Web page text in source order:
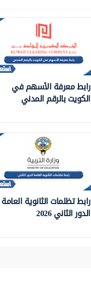
رابط معرفة الأسهم في
الكويت بالرقم المدني
رابط تظلمات الثانوية العامة
الدور الثاني 2026